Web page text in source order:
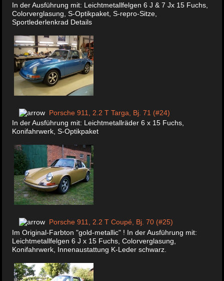
In der Ausführung mit: Leichtmetallfelgen 6 J & 7 Jx 15 Fuchs,
Colorverglasung, S-Optikpaket, S-repro-Sitze,
Sportlederlenkrad Details
Porsche 911, 2.2 T Targa, Bj. 71 (#24)
In der Ausführung mit: Leichtmetallräder 6 x 15 Fuchs,
Konifahrwerk, S-Optikpaket
Porsche 911, 2.2 T Coupé, Bj. 70 (#25)
Im Original-Farbton "gold-metallic" ! In der Ausführung mit:
Leichtmetallfelgen 6 J x 15 Fuchs, Colorverglasung,
Konifahrwerk, Innenaustattung K-Leder schwarz.